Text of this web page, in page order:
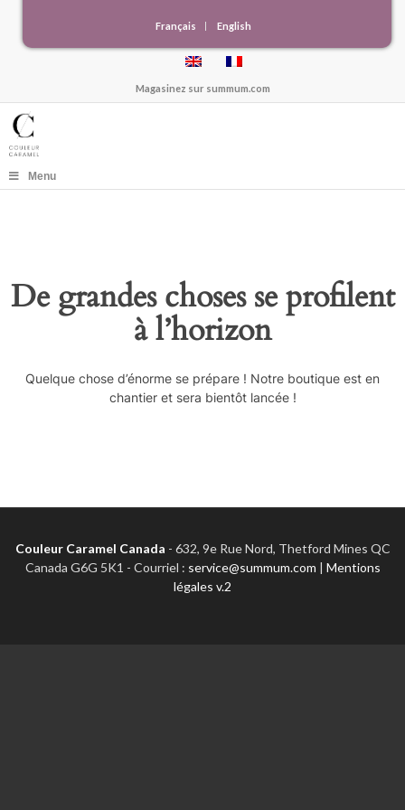
Français English
Magasinez sur summum.com
Menu
De grandes choses se profilent
à l’horizon
Quelque chose d’énorme se prépare ! Notre boutique est en
chantier et sera bientôt lancée !
Couleur Caramel Canada - 632, 9e Rue Nord, Thetford Mines QC
Canada G6G 5K1 - Courriel : service@summum.com | Mentions
légales v.2